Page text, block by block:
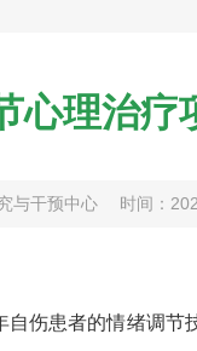
心理治疗
与干预中心 时间：
伤患者的情绪调